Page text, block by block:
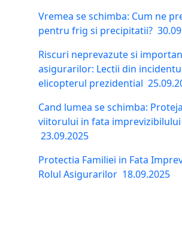
Vremea se schimba: Cum ne
pentru frig si precipitatii?
Riscuri neprevazute si
asigurarilor: Lectii din
elicopterul prezidential
Cand lumea se schimba:
viitorului in fata imprevizibilului
23.09.2025
Protectia Familiei in Fata
Rolul Asigurarilor 18.09.2025